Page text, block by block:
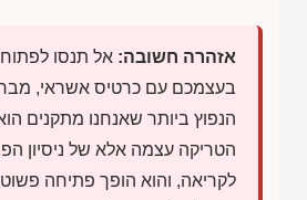
אזהרה חשובה: אל תנסו
בעצמכם עם כרטיס אשראי, מברג
הנפוץ ביותר שאנחנו מתקנים
הטריקה עצמה אלא של ניסיון
לקריאה, והוא הופך פתיחה